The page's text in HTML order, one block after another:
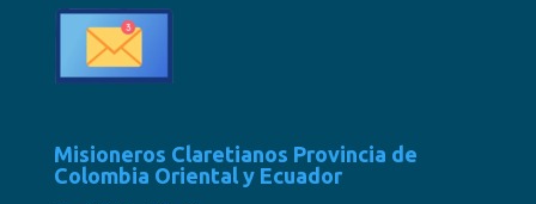
Misioneros Claretianos Provincia de
Colombia Oriental y Ecuador